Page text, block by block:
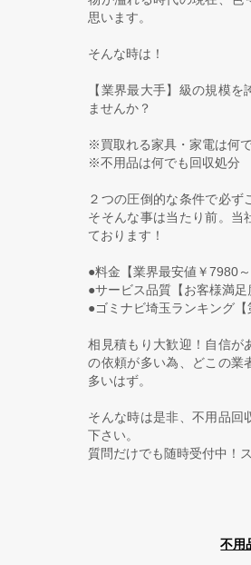
思います。
そんな時は！
【業界最大手】級の規模
ませんか？
※買取れる家具・家電は何
※不用品は何でも回収処分
２つの圧倒的な条件で必ず
そそんな事は当たり前。当
ております！
●料金【業界最安値￥7980～
●サービス品質【お客様満足
●ゴミナビ埼玉ランキング【
相見積もり大歓迎！自信が
の依頼が多い為、どこの業
多いはず。
そんな時は是非、不用品回
下さい。
質問だけでも随時受付中！
不用